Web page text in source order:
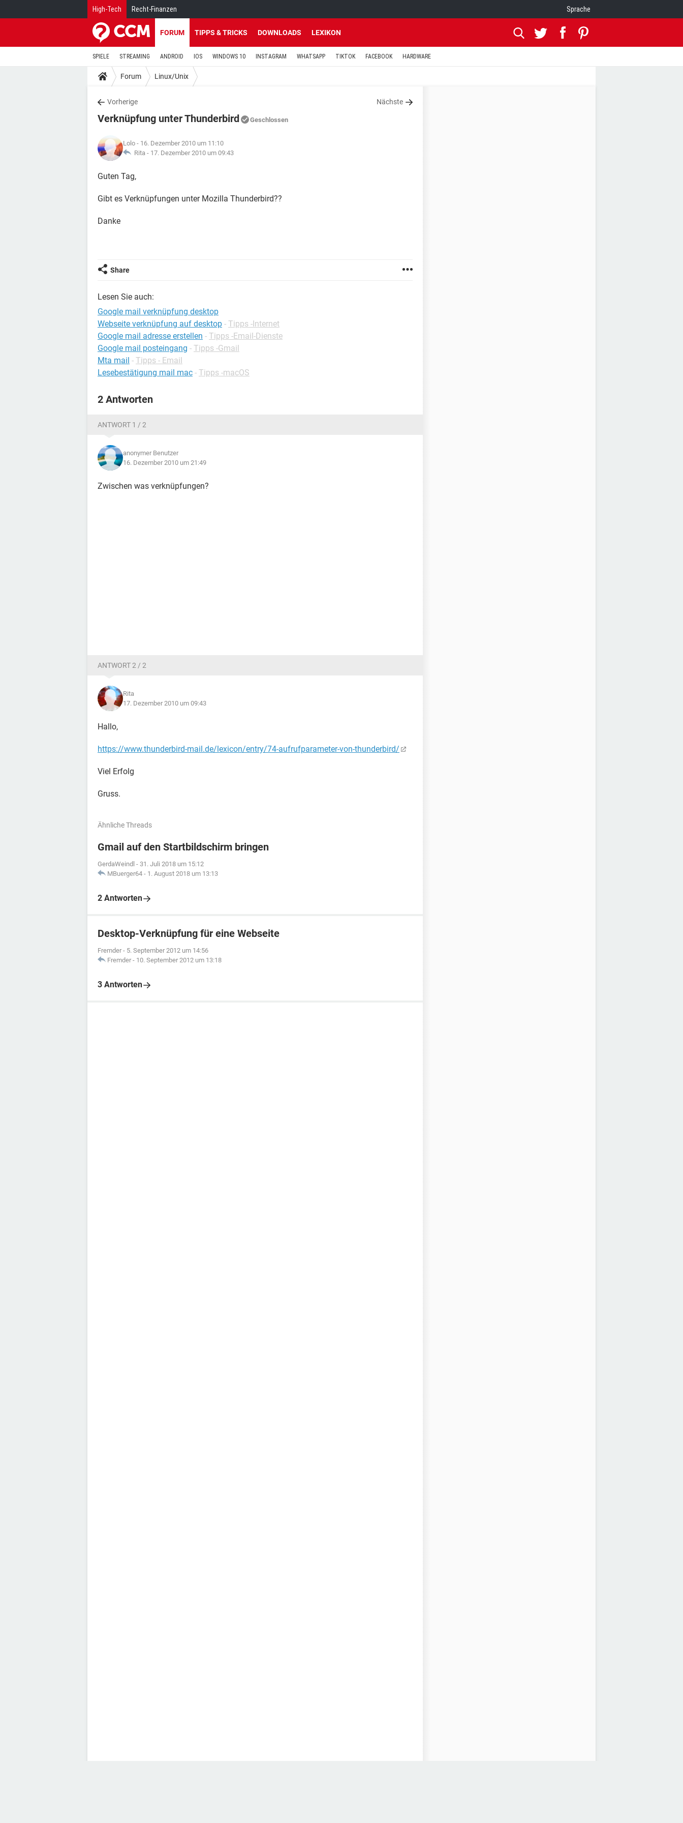
High-Tech Recht-Finanzen Sprache
FORUM TIPPS & TRICKS DOWNLOADS LEXIKON
SPIELE STREAMING ANDROID IOS WINDOWS 10 INSTAGRAM WHATSAPP TIKTOK FACEBOOK HARDWARE
Forum Linux/Unix
Vorherige Nächste
Verknüpfung unter Thunderbird Geschlossen
Lolo - 16. Dezember 2010 um 11:10
Rita - 17. Dezember 2010 um 09:43
Guten Tag,
Gibt es Verknüpfungen unter Mozilla Thunderbird??
Danke
Share
Lesen Sie auch:
Google mail verknüpfung desktop
Webseite verknüpfung auf desktop - Tipps -Internet
Google mail adresse erstellen - Tipps -Email-Dienste
Google mail posteingang - Tipps -Gmail
Mta mail - Tipps - Email
Lesebestätigung mail mac - Tipps -macOS
2 Antworten
ANTWORT 1 / 2
anonymer Benutzer
16. Dezember 2010 um 21:49
Zwischen was verknüpfungen?
ANTWORT 2 / 2
Rita
17. Dezember 2010 um 09:43
Hallo,
https://www.thunderbird-mail.de/lexicon/entry/74-aufrufparameter-von-thunderbird/
Viel Erfolg
Gruss.
Ähnliche Threads
Gmail auf den Startbildschirm bringen
GerdaWeindl - 31. Juli 2018 um 15:12
MBuerger64 - 1. August 2018 um 13:13
2 Antworten
Desktop-Verknüpfung für eine Webseite
Fremder - 5. September 2012 um 14:56
Fremder - 10. September 2012 um 13:18
3 Antworten